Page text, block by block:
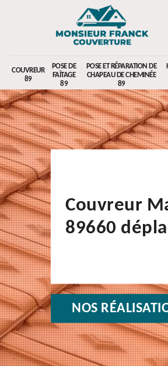
COUVREUR
89
POSE DE
FAÎTAGE
89
POSE ET RÉPARATION DE
CHAPEAU DE CHEMINÉE
89
Couvreur
89660
NOS